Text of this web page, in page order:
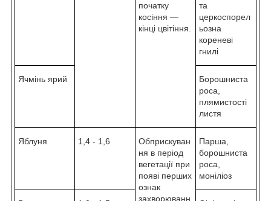
початку
косіння —
кінці цвітіння.
та
церкоспорел
ьозна
кореневі
гнилі
Ячмінь ярий
Борошниста
роса,
плямистості
листя
Яблуня 1,4 - 1,6
Обприскуван
ня в період
вегетації при
появі перших
ознак
захворюванн
Парша,
борошниста
роса,
моніліоз